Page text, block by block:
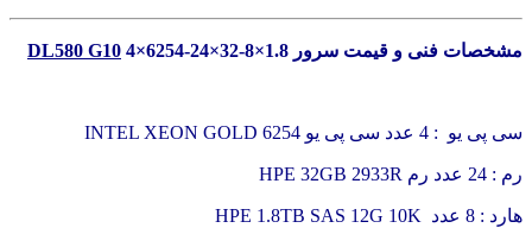
مشخصات فنی و قیمت سرور DL580 G10 4×6254-24×32-8×1.8
سی پی یو : 4 عدد سی پی یو INTEL XEON GOLD 6254
رم : 24 عدد رم HPE 32GB 2933R
هارد : 8 عدد HPE 1.8TB SAS 12G 10K